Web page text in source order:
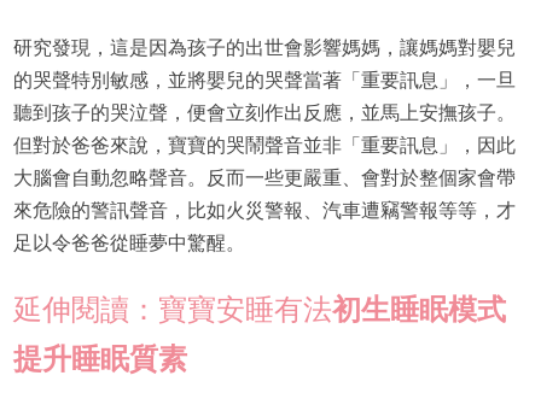
研究發現，這是因為孩子的出世會影響媽媽，讓媽媽對嬰兒
的哭聲特別敏感，並將嬰兒的哭聲當著「重要訊息」，一旦
聽到孩子的哭泣聲，便會立刻作出反應，並馬上安撫孩子。
但對於爸爸來說，寶寶的哭鬧聲音並非「重要訊息」，因此
大腦會自動忽略聲音。反而一些更嚴重、會對於整個家會帶
來危險的警訊聲音，比如火災警報、汽車遭竊警報等等，才
足以令爸爸從睡夢中驚醒。
延伸閱讀：寶寶安睡有法初生睡眠模式
提升睡眠質素